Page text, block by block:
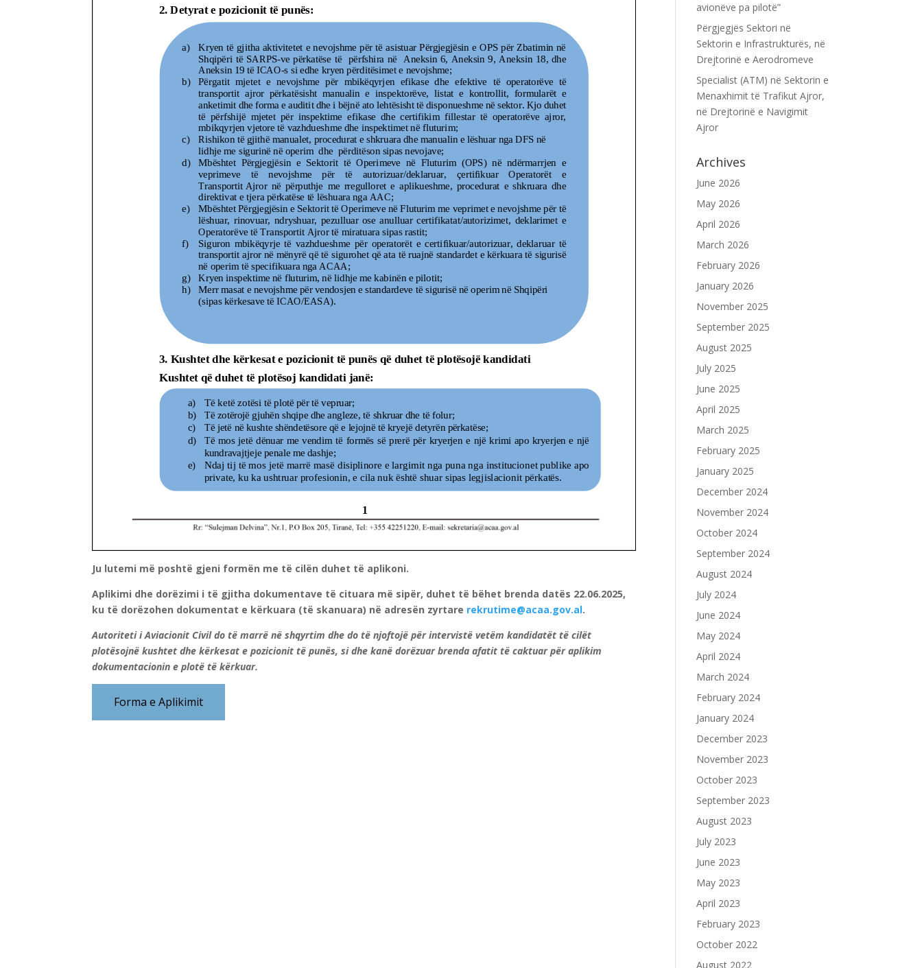
Ju lutemi më poshtë gjeni formën me të cilën duhet të aplikoni.
Aplikimi dhe dorëzimi i të gjitha dokumentave të cituara më sipër, duhet të bëhet brenda datës 22.06.2025,
ku të dorëzohen dokumentat e kërkuara (të skanuara) në adresën zyrtare rekrutime@acaa.gov.al.
Autoriteti i Aviacionit Civil do të marrë në shqyrtim dhe do të njoftojë për intervistë vetëm kandidatët të cilët
plotësojnë kushtet dhe kërkesat e pozicionit të punës, si dhe kanë dorëzuar brenda afatit të caktuar për aplikim
dokumentacionin e plotë të kërkuar.
Forma e Aplikimit
avionëve pa pilotë”
Përgjegjës Sektori në
Sektorin e Infrastrukturës, në
Drejtorinë e Aerodromeve
Specialist (ATM) në Sektorin e
Menaxhimit të Trafikut Ajror,
në Drejtorinë e Navigimit
Ajror
Archives
June 2026
May 2026
April 2026
March 2026
February 2026
January 2026
November 2025
September 2025
August 2025
July 2025
June 2025
April 2025
March 2025
February 2025
January 2025
December 2024
November 2024
October 2024
September 2024
August 2024
July 2024
June 2024
May 2024
April 2024
March 2024
February 2024
January 2024
December 2023
November 2023
October 2023
September 2023
August 2023
July 2023
June 2023
May 2023
April 2023
February 2023
October 2022
August 2022